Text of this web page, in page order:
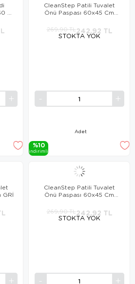
x
STOKTA YOK
CleanStep Patili Tuvalet
Önü Paspası 60x45 Cm
Adet
242,92 TL
269,90 TL
%10
i̇ndi̇ri̇mli̇
GRİ
STOKTA YOK
CleanStep Patili Tuvalet
Önü Paspası 60x45 Cm
242,92 TL
269,90 TL